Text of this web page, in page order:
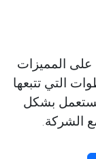
على المميزات
التي تتبعها
بشكل
الشركة.